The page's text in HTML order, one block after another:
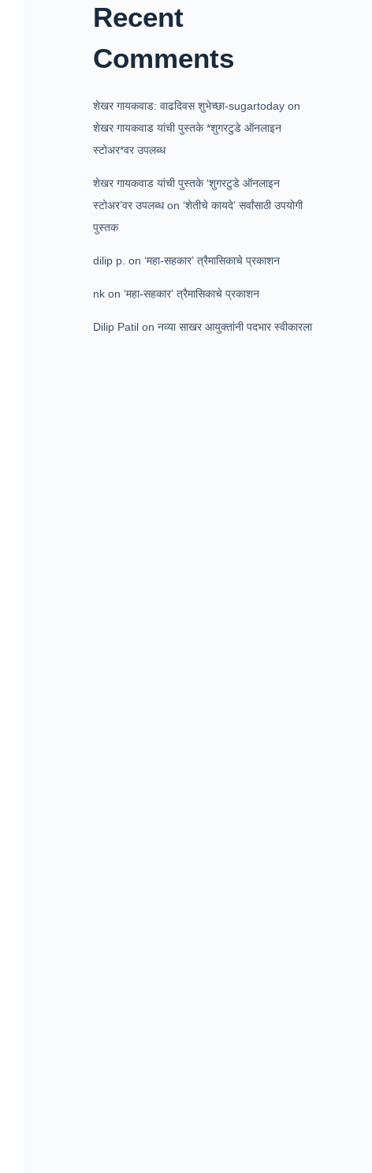
Recent
Comments
शेखर गायकवाड: वाढदिवस शुभेच्छा-sugartoday on
शेखर गायकवाड यांची पुस्तके *शुगरटुडे ऑनलाइन
स्टोअर*वर उपलब्ध
शेखर गायकवाड यांची पुस्तके ‘शुगरटुडे ऑनलाइन
स्टोअर’वर उपलब्धon‘शेतीचे कायदे’ सर्वांसाठी उपयोगी
पुस्तक
dilip p. on‘महा-सहकार’ त्रैमासिकाचे प्रकाशन
nk on‘महा-सहकार’ त्रैमासिकाचे प्रकाशन
Dilip Patil onनव्या साखर आयुक्तांनी पदभार स्वीकारला